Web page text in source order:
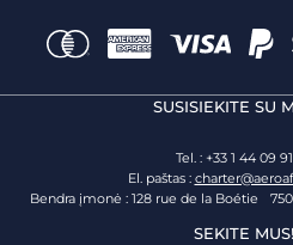
SUSISIEKITE SU
Tel. : +33 1 44 09
El. paštas :
Bendra įmonė : 128 rue de la Boétie
SEKITE MUS!